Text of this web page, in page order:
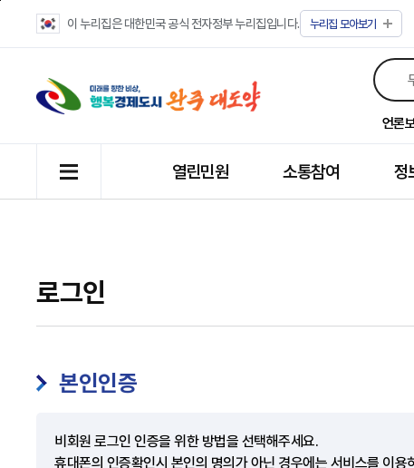
이 누리집은 대한민국 공식 전자정부 누리집입니다. 누리집 모아보기
언론
열린민원 소통참여 정
로그인
본인인증
비회원 로그인 인증을 위한 방법을 선택해주세요.
휴대폰의 인증확인시 본인의 명의가 아닌 경우에는 서비스를 이용